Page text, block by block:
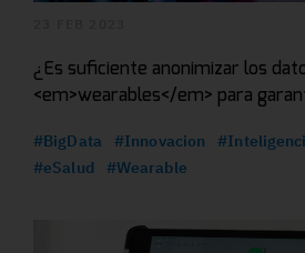
¿Es suficiente anonimizar los
<em>wearables</em> para
#BigData #Innovacion
#eSalud
#Wearable